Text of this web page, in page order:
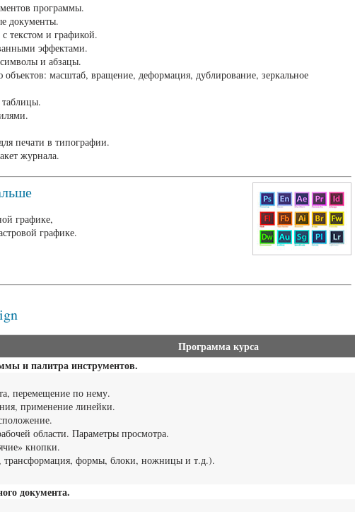
программы.
документы.
текстом и графикой.
эффектами.
и абзацы.
масштаб, вращение, деформация, дублирование, зеркальное
таблицы.
печати в типографии.
журнала.
графике,
графике.
Программа курса
и палитра инструментов.
перемещение по нему.
применение линейки.
области. Параметры просмотра.
кнопки.
трансформация, формы, блоки, ножницы и т.д.).
документа.